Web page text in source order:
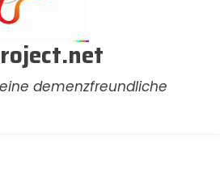
demenzfreundliche